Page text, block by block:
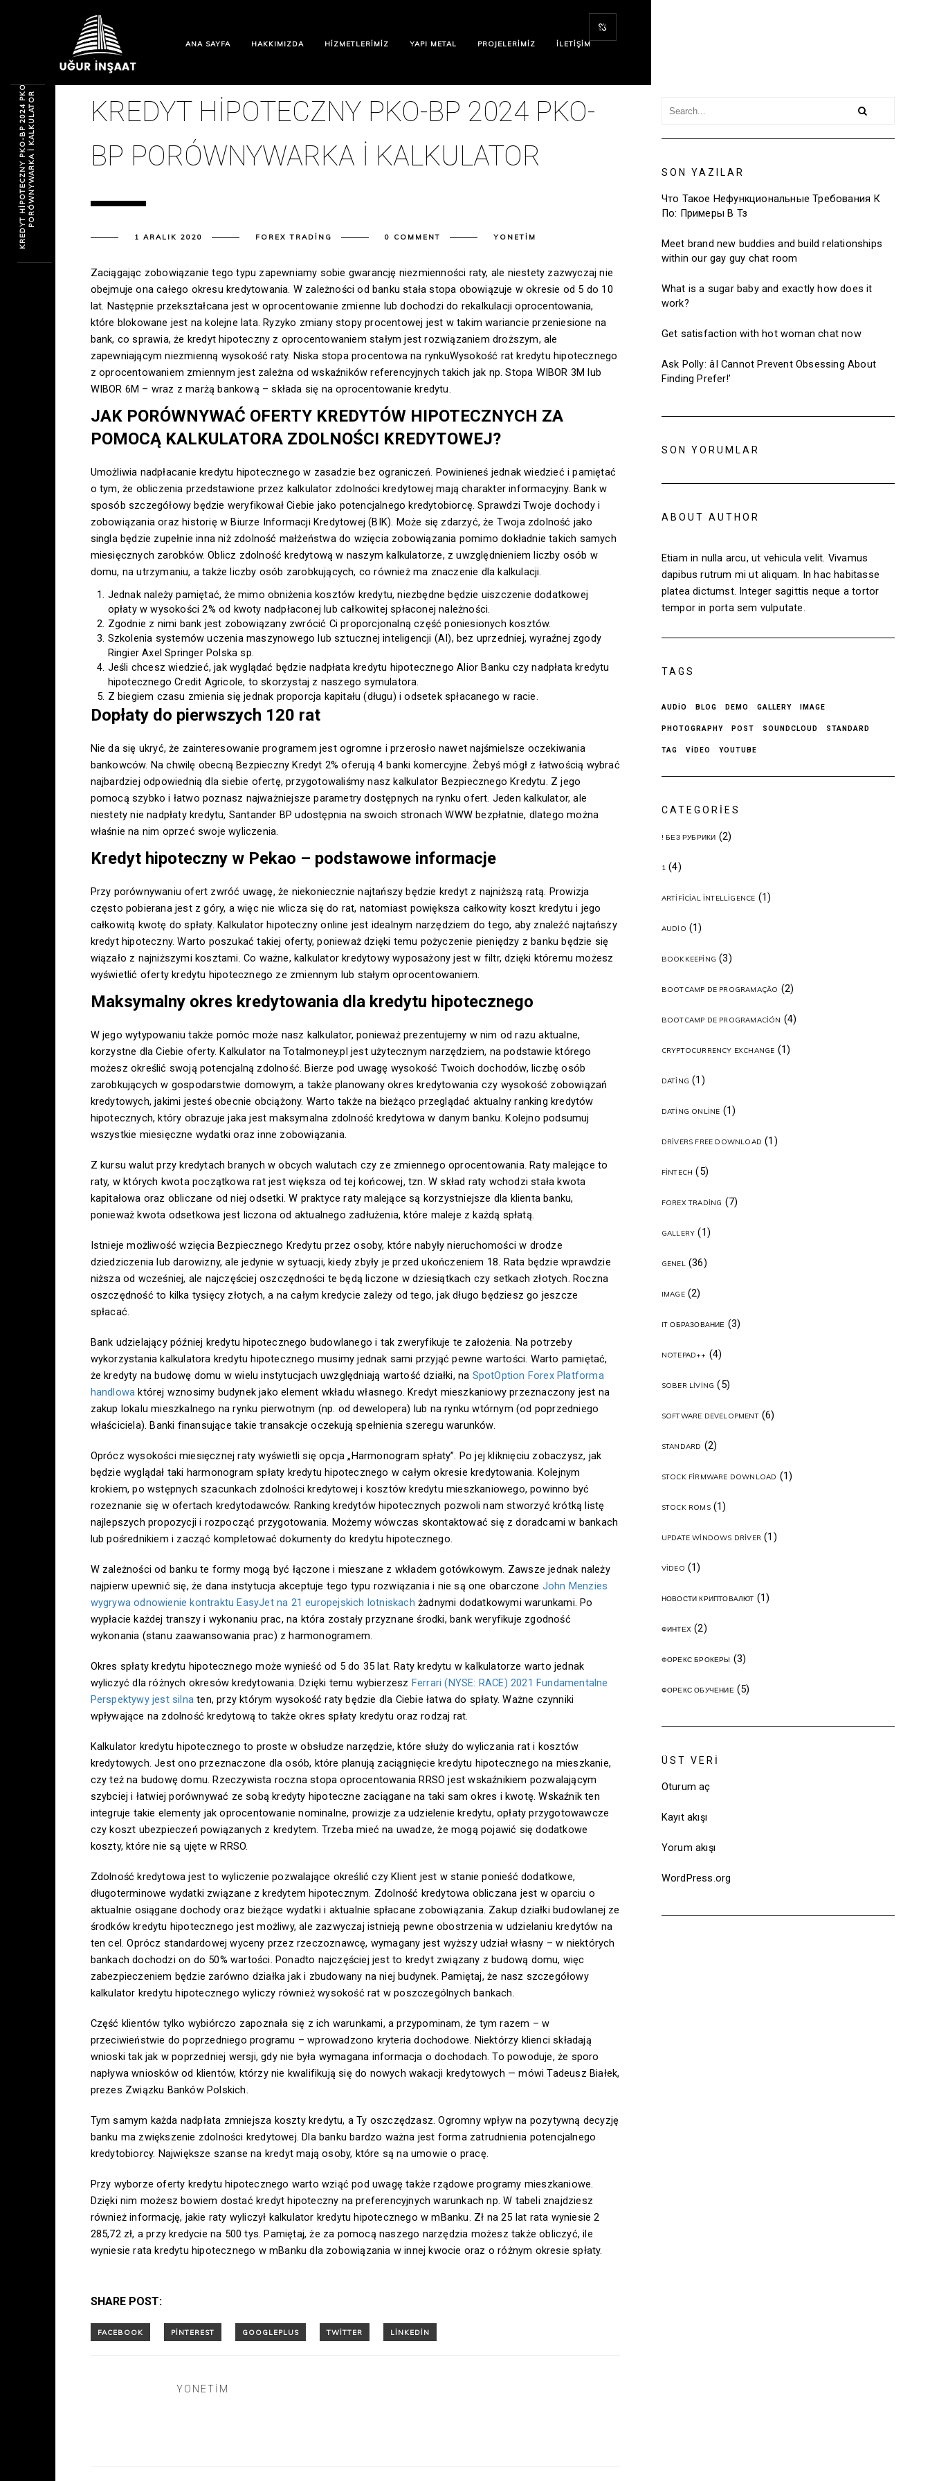
ANA SAYFA HAKKIMIZDA HIZMETLERIMIZ YAPI METAL PROJELERIMIZ İLETIŞIM
KREDYT HIPOTECZNY PKO-BP 2024 PKO-
BP PORÓWNYWARKA I KALKULATOR
1 ARALIK 2020 FOREX TRADING 0 COMMENT YONETIM
Zaciągając zobowiązanie tego typu zapewniamy sobie gwarancję niezmienności raty, ale niestety zazwyczaj nie
obejmuje ona całego okresu kredytowania. W zależności od banku stała stopa obowiązuje w okresie od 5 do 10
lat. Następnie przekształcana jest w oprocentowanie zmienne lub dochodzi do rekalkulacji oprocentowania,
które blokowane jest na kolejne lata. Ryzyko zmiany stopy procentowej jest w takim wariancie przeniesione na
bank, co sprawia, że kredyt hipoteczny z oprocentowaniem stałym jest rozwiązaniem droższym, ale
zapewniającym niezmienną wysokość raty. Niska stopa procentowa na rynkuWysokość rat kredytu hipotecznego
z oprocentowaniem zmiennym jest zależna od wskaźników referencyjnych takich jak np. Stopa WIBOR 3M lub
WIBOR 6M – wraz z marżą bankową – składa się na oprocentowanie kredytu.
JAK PORÓWNYWAĆ OFERTY KREDYTÓW HIPOTECZNYCH ZA
POMOCĄ KALKULATORA ZDOLNOŚCI KREDYTOWEJ?
Umożliwia nadpłacanie kredytu hipotecznego w zasadzie bez ograniczeń. Powinieneś jednak wiedzieć i pamiętać
o tym, że obliczenia przedstawione przez kalkulator zdolności kredytowej mają charakter informacyjny. Bank w
sposób szczegółowy będzie weryfikował Ciebie jako potencjalnego kredytobiorcę. Sprawdzi Twoje dochody i
zobowiązania oraz historię w Biurze Informacji Kredytowej (BIK). Może się zdarzyć, że Twoja zdolność jako
singla będzie zupełnie inna niż zdolność małżeństwa do wzięcia zobowiązania pomimo dokładnie takich samych
miesięcznych zarobków. Oblicz zdolność kredytową w naszym kalkulatorze, z uwzględnieniem liczby osób w
domu, na utrzymaniu, a także liczby osób zarobkujących, co również ma znaczenie dla kalkulacji.
Jednak należy pamiętać, że mimo obniżenia kosztów kredytu, niezbędne będzie uiszczenie dodatkowej
opłaty w wysokości 2% od kwoty nadpłaconej lub całkowitej spłaconej należności.
Zgodnie z nimi bank jest zobowiązany zwrócić Ci proporcjonalną część poniesionych kosztów.
Szkolenia systemów uczenia maszynowego lub sztucznej inteligencji (AI), bez uprzedniej, wyraźnej zgody
Ringier Axel Springer Polska sp.
Jeśli chcesz wiedzieć, jak wyglądać będzie nadpłata kredytu hipotecznego Alior Banku czy nadpłata kredytu
hipotecznego Credit Agricole, to skorzystaj z naszego symulatora.
Z biegiem czasu zmienia się jednak proporcja kapitału (długu) i odsetek spłacanego w racie.
Dopłaty do pierwszych 120 rat
Nie da się ukryć, że zainteresowanie programem jest ogromne i przerosło nawet najśmielsze oczekiwania
bankowców. Na chwilę obecną Bezpieczny Kredyt 2% oferują 4 banki komercyjne. Żebyś mógł z łatwością wybrać
najbardziej odpowiednią dla siebie ofertę, przygotowaliśmy nasz kalkulator Bezpiecznego Kredytu. Z jego
pomocą szybko i łatwo poznasz najważniejsze parametry dostępnych na rynku ofert. Jeden kalkulator, ale
niestety nie nadpłaty kredytu, Santander BP udostępnia na swoich stronach WWW bezpłatnie, dlatego można
właśnie na nim oprzeć swoje wyliczenia.
Kredyt hipoteczny w Pekao – podstawowe informacje
Przy porównywaniu ofert zwróć uwagę, że niekoniecznie najtańszy będzie kredyt z najniższą ratą. Prowizja
często pobierana jest z góry, a więc nie wlicza się do rat, natomiast powiększa całkowity koszt kredytu i jego
całkowitą kwotę do spłaty. Kalkulator hipoteczny online jest idealnym narzędziem do tego, aby znaleźć najtańszy
kredyt hipoteczny. Warto poszukać takiej oferty, ponieważ dzięki temu pożyczenie pieniędzy z banku będzie się
wiązało z najniższymi kosztami. Co ważne, kalkulator kredytowy wyposażony jest w filtr, dzięki któremu możesz
wyświetlić oferty kredytu hipotecznego ze zmiennym lub stałym oprocentowaniem.
Maksymalny okres kredytowania dla kredytu hipotecznego
W jego wytypowaniu także pomóc może nasz kalkulator, ponieważ prezentujemy w nim od razu aktualne,
korzystne dla Ciebie oferty. Kalkulator na Totalmoney.pl jest użytecznym narzędziem, na podstawie którego
możesz określić swoją potencjalną zdolność. Bierze pod uwagę wysokość Twoich dochodów, liczbę osób
zarobkujących w gospodarstwie domowym, a także planowany okres kredytowania czy wysokość zobowiązań
kredytowych, jakimi jesteś obecnie obciążony. Warto także na bieżąco przeglądać aktualny ranking kredytów
hipotecznych, który obrazuje jaka jest maksymalna zdolność kredytowa w danym banku. Kolejno podsumuj
wszystkie miesięczne wydatki oraz inne zobowiązania.
Z kursu walut przy kredytach branych w obcych walutach czy ze zmiennego oprocentowania. Raty malejące to
raty, w których kwota początkowa rat jest większa od tej końcowej, tzn. W skład raty wchodzi stała kwota
kapitałowa oraz obliczane od niej odsetki. W praktyce raty malejące są korzystniejsze dla klienta banku,
ponieważ kwota odsetkowa jest liczona od aktualnego zadłużenia, które maleje z każdą spłatą.
Istnieje możliwość wzięcia Bezpiecznego Kredytu przez osoby, które nabyły nieruchomości w drodze
dziedziczenia lub darowizny, ale jedynie w sytuacji, kiedy zbyły je przed ukończeniem 18. Rata będzie wprawdzie
niższa od wcześniej, ale najczęściej oszczędności te będą liczone w dziesiątkach czy setkach złotych. Roczna
oszczędność to kilka tysięcy złotych, a na całym kredycie zależy od tego, jak długo będziesz go jeszcze
spłacać.
Bank udzielający później kredytu hipotecznego budowlanego i tak zweryfikuje te założenia. Na potrzeby
wykorzystania kalkulatora kredytu hipotecznego musimy jednak sami przyjąć pewne wartości. Warto pamiętać,
że kredyty na budowę domu w wielu instytucjach uwzględniają wartość działki, na SpotOption Forex Platforma
handlowa której wznosimy budynek jako element wkładu własnego. Kredyt mieszkaniowy przeznaczony jest na
zakup lokalu mieszkalnego na rynku pierwotnym (np. od dewelopera) lub na rynku wtórnym (od poprzedniego
właściciela). Banki finansujące takie transakcje oczekują spełnienia szeregu warunków.
Oprócz wysokości miesięcznej raty wyświetli się opcja „Harmonogram spłaty”. Po jej kliknięciu zobaczysz, jak
będzie wyglądał taki harmonogram spłaty kredytu hipotecznego w całym okresie kredytowania. Kolejnym
krokiem, po wstępnych szacunkach zdolności kredytowej i kosztów kredytu mieszkaniowego, powinno być
rozeznanie się w ofertach kredytodawców. Ranking kredytów hipotecznych pozwoli nam stworzyć krótką listę
najlepszych propozycji i rozpocząć przygotowania. Możemy wówczas skontaktować się z doradcami w bankach
lub pośrednikiem i zacząć kompletować dokumenty do kredytu hipotecznego.
W zależności od banku te formy mogą być łączone i mieszane z wkładem gotówkowym. Zawsze jednak należy
najpierw upewnić się, że dana instytucja akceptuje tego typu rozwiązania i nie są one obarczone John Menzies
wygrywa odnowienie kontraktu EasyJet na 21 europejskich lotniskach żadnymi dodatkowymi warunkami. Po
wypłacie każdej transzy i wykonaniu prac, na która zostały przyznane środki, bank weryfikuje zgodność
wykonania (stanu zaawansowania prac) z harmonogramem.
Okres spłaty kredytu hipotecznego może wynieść od 5 do 35 lat. Raty kredytu w kalkulatorze warto jednak
wyliczyć dla różnych okresów kredytowania. Dzięki temu wybierzesz Ferrari (NYSE: RACE) 2021 Fundamentalne
Perspektywy jest silnaten, przy którym wysokość raty będzie dla Ciebie łatwa do spłaty. Ważne czynniki
wpływające na zdolność kredytową to także okres spłaty kredytu oraz rodzaj rat.
Kalkulator kredytu hipotecznego to proste w obsłudze narzędzie, które służy do wyliczania rat i kosztów
kredytowych. Jest ono przeznaczone dla osób, które planują zaciągnięcie kredytu hipotecznego na mieszkanie,
czy też na budowę domu. Rzeczywista roczna stopa oprocentowania RRSO jest wskaźnikiem pozwalającym
szybciej i łatwiej porównywać ze sobą kredyty hipoteczne zaciągane na taki sam okres i kwotę. Wskaźnik ten
integruje takie elementy jak oprocentowanie nominalne, prowizje za udzielenie kredytu, opłaty przygotowawcze
czy koszt ubezpieczeń powiązanych z kredytem. Trzeba mieć na uwadze, że mogą pojawić się dodatkowe
koszty, które nie są ujęte w RRSO.
Zdolność kredytowa jest to wyliczenie pozwalające określić czy Klient jest w stanie ponieść dodatkowe,
długoterminowe wydatki związane z kredytem hipotecznym. Zdolność kredytowa obliczana jest w oparciu o
aktualnie osiągane dochody oraz bieżące wydatki i aktualnie spłacane zobowiązania. Zakup działki budowlanej ze
środków kredytu hipotecznego jest możliwy, ale zazwyczaj istnieją pewne obostrzenia w udzielaniu kredytów na
ten cel. Oprócz standardowej wyceny przez rzeczoznawcę, wymagany jest wyższy udział własny – w niektórych
bankach dochodzi on do 50% wartości. Ponadto najczęściej jest to kredyt związany z budową domu, więc
zabezpieczeniem będzie zarówno działka jak i zbudowany na niej budynek. Pamiętaj, że nasz szczegółowy
kalkulator kredytu hipotecznego wyliczy również wysokość rat w poszczególnych bankach.
Część klientów tylko wybiórczo zapoznała się z ich warunkami, a przypominam, że tym razem – w
przeciwieństwie do poprzedniego programu – wprowadzono kryteria dochodowe. Niektórzy klienci składają
wnioski tak jak w poprzedniej wersji, gdy nie była wymagana informacja o dochodach. To powoduje, że sporo
napływa wniosków od klientów, którzy nie kwalifikują się do nowych wakacji kredytowych — mówi Tadeusz Białek,
prezes Związku Banków Polskich.
Tym samym każda nadpłata zmniejsza koszty kredytu, a Ty oszczędzasz. Ogromny wpływ na pozytywną decyzję
banku ma zwiększenie zdolności kredytowej. Dla banku bardzo ważna jest forma zatrudnienia potencjalnego
kredytobiorcy. Największe szanse na kredyt mają osoby, które są na umowie o pracę.
Przy wyborze oferty kredytu hipotecznego warto wziąć pod uwagę także rządowe programy mieszkaniowe.
Dzięki nim możesz bowiem dostać kredyt hipoteczny na preferencyjnych warunkach np. W tabeli znajdziesz
również informację, jakie raty wyliczył kalkulator kredytu hipotecznego w mBanku. Zł na 25 lat rata wyniesie 2
285,72 zł, a przy kredycie na 500 tys. Pamiętaj, że za pomocą naszego narzędzia możesz także obliczyć, ile
wyniesie rata kredytu hipotecznego w mBanku dla zobowiązania w innej kwocie oraz o różnym okresie spłaty.
SHARE POST:
YONETIM
SON YAZILAR
Что Такое Нефункциональные Требования К
По: Примеры В Тз
Meet brand new buddies and build relationships
within our gay guy chat room
What is a sugar baby and exactly how does it
work?
Get satisfaction with hot woman chat now
Ask Polly: âI Cannot Prevent Obsessing About
Finding Prefer!’
SON YORUMLAR
ABOUT AUTHOR
Etiam in nulla arcu, ut vehicula velit. Vivamus
dapibus rutrum mi ut aliquam. In hac habitasse
platea dictumst. Integer sagittis neque a tortor
tempor in porta sem vulputate.
TAGS
AUDIO BLOG DEMO GALLERY IMAGE
PHOTOGRAPHY POST SOUNDCLOUD STANDARD
TAG VIDEO YOUTUBE
CATEGORIES
! БЕЗ РУБРИКИ (2)
1 (4)
ARTIFICIAL INTELLIGENCE (1)
AUDIO (1)
BOOKKEEPING (3)
BOOTCAMP DE PROGRAMAÇÃO (2)
BOOTCAMP DE PROGRAMACIÓN (4)
CRYPTOCURRENCY EXCHANGE (1)
DATING (1)
DATING ONLINE (1)
DRIVERS FREE DOWNLOAD (1)
FINTECH (5)
FOREX TRADING (7)
GALLERY (1)
GENEL(36)
IMAGE(2)
IT ОБРАЗОВАНИЕ (3)
NOTEPAD++ (4)
SOBER LIVING (5)
SOFTWARE DEVELOPMENT(6)
STANDARD (2)
STOCK FIRMWARE DOWNLOAD (1)
STOCK ROMS(1)
UPDATE WINDOWS DRIVER (1)
VIDEO (1)
НОВОСТИ КРИПТОВАЛЮТ (1)
ФИНТЕХ (2)
ФОРЕКС БРОКЕРЫ (3)
ФОРЕКС ОБУЧЕНИЕ(5)
ÜST VERI
Oturum aç
Kayıt akışı
Yorum akışı
WordPress.org
K
R
E
D
Y
T
H
I
P
O
T
E
C
Z
N
Y
P
K
O
-
B
P
2
0
2
4
PK
O
-
B
P
P
O
R
Ó
W
N
Y
W
A
R
K
A
I
K
A
L
K
U
L
A
T
OR